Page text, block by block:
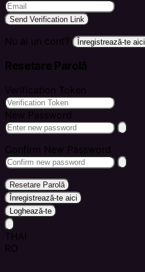
Send Verification Link
Nu ai un cont? Înregistrează-te aici
Resetare Parolă
Verification Token
New Password
Confirm New Password
Resetare Parolă
Înregistrează-te aici
Loghează-te
THAI
RO